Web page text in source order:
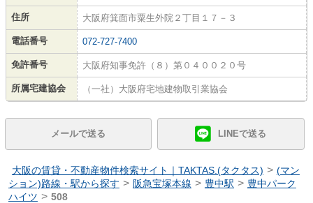
住所 大阪府箕面市粟生外院２丁目１７－３
電話番号 072-727-7400
免許番号 大阪府知事免許（８）第０４００２０号
所属宅建協会 （一社）大阪府宅地建物取引業協会
メールで送る LINEで送る
大阪の賃貸・不動産物件検索サイト｜TAKTAS.(タクタス) > (マン
ション)路線・駅から探す > 阪急宝塚本線 > 豊中駅 > 豊中パーク
ハイツ > 508